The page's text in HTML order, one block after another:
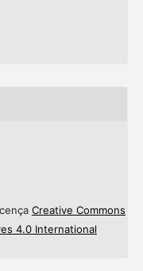
Creative Commons
4.0 International